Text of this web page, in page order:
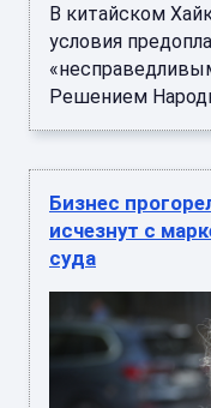
В китайском
условия
Решением
Бизнес
исчезнут с
суда